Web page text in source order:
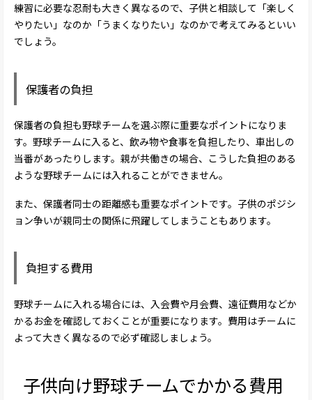
練習に必要な忍耐も大きく異なるので、子供と相談して「楽しく
やりたい」なのか「うまくなりたい」なのかで考えてみるといい
でしょう。
保護者の負担
保護者の負担も野球チームを選ぶ際に重要なポイントになりま
す。野球チームに入ると、飲み物や食事を負担したり、車出しの
当番があったりします。親が共働きの場合、こうした負担のある
ような野球チームには入れることができません。
また、保護者同士の距離感も重要なポイントです。子供のポジシ
ョン争いが親同士の関係に飛躍してしまうこともあります。
負担する費用
野球チームに入れる場合には、入会費や月会費、遠征費用などか
かるお金を確認しておくことが重要になります。費用はチームに
よって大きく異なるので必ず確認しましょう。
子供向け野球チームでかかる費用